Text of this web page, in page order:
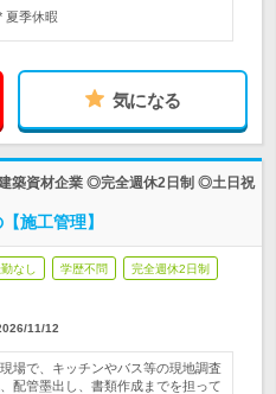
夏季休暇
気になる
築資材企業 ◎完全週休2日制 ◎土日祝
施工管理】
なし 学歴不問 完全週休2日制
11/12
場で、キッチンやバス等の現地調査
配管墨出し、書類作成までを担って